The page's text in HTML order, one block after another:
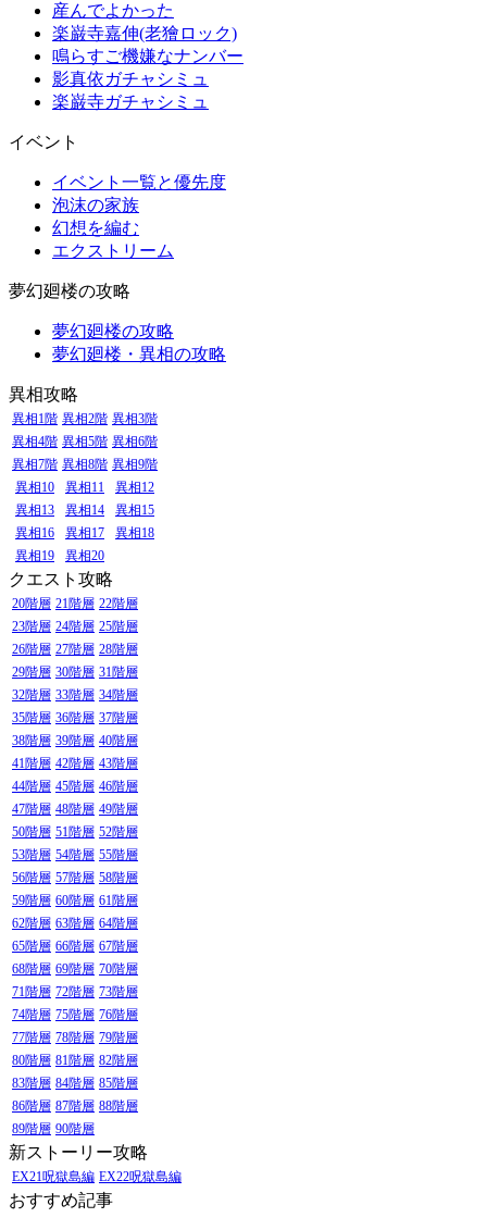
産んでよかった
楽巌寺嘉伸(老獪ロック)
鳴らすご機嫌なナンバー
影真依ガチャシミュ
楽巌寺ガチャシミュ
イベント
イベント一覧と優先度
泡沫の家族
幻想を編む
エクストリーム
夢幻廻楼の攻略
夢幻廻楼の攻略
夢幻廻楼・異相の攻略
異相攻略
異相1階 異相2階 異相3階
異相4階 異相5階 異相6階
異相7階 異相8階 異相9階
異相10
異相11
異相12
異相13
異相14
異相15
異相16
異相17
異相18
異相19
異相20
クエスト攻略
20階層 21階層 22階層
23階層 24階層 25階層
26階層 27階層 28階層
29階層 30階層 31階層
32階層 33階層 34階層
35階層 36階層 37階層
38階層 39階層 40階層
41階層 42階層 43階層
44階層 45階層 46階層
47階層 48階層 49階層
50階層 51階層 52階層
53階層 54階層 55階層
56階層 57階層 58階層
59階層 60階層 61階層
62階層 63階層 64階層
65階層 66階層 67階層
68階層 69階層 70階層
71階層 72階層 73階層
74階層 75階層 76階層
77階層 78階層 79階層
80階層 81階層 82階層
83階層 84階層 85階層
86階層 87階層 88階層
89階層 90階層
新ストーリー攻略
EX21呪獄島編 EX22呪獄島編
おすすめ記事